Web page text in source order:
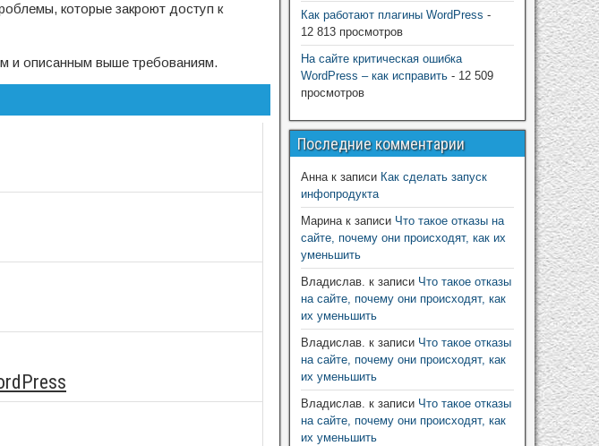
которые закроют доступ к
и описанным выше требованиям.
Как работают плагины WordPress -
12 813 просмотров
На сайте критическая ошибка
WordPress – как исправить - 12 509
просмотров
Последние комментарии
Аннак записи Как сделать запуск
инфопродукта
Маринак записи Что такое отказы на
сайте, почему они происходят, как их
уменьшить
Владислав. к записи Что такое отказы
на сайте, почему они происходят, как
их уменьшить
Владислав. к записи Что такое отказы
на сайте, почему они происходят, как
их уменьшить
Владислав. к записи Что такое отказы
на сайте, почему они происходят, как
их уменьшить